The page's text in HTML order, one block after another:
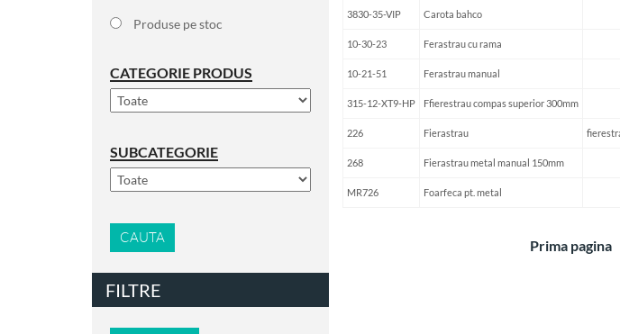
Produse pe stoc
CATEGORIE PRODUS
SUBCATEGORIE
CAUTA
FILTRE
3830-35-VIP Carota bahco
10-30-23 Ferastrau cu rama
10-21-51 Ferastrau manual
315-12-XT9-HP Ffierestrau compas superior 300mm
226 Fierastrau
268 Fierastrau metal manual 150mm
MR726 Foarfeca pt. metal
Prima pagina